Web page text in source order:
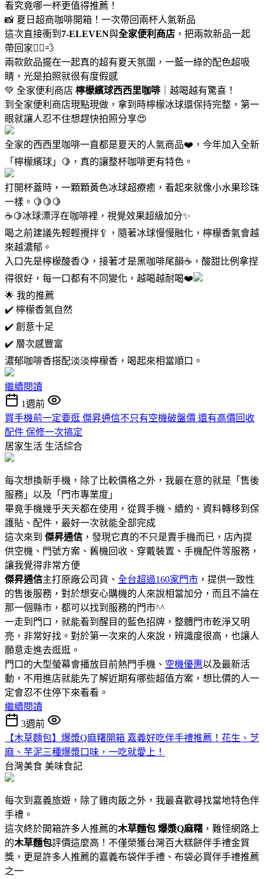
看究竟哪一杯更值得推薦！
📸 夏日超商咖啡開箱！一次帶回兩杯人氣新品
這次直接衝到 7-ELEVEN與全家便利商店 ，把兩款新品一起
帶回家🏃‍♀️💨
兩款飲品擺在一起真的超有夏天氛圍，一藍一綠的配色超吸
睛，光是拍照就很有度假感
💚 全家便利商店 檸檬繽球西西里咖啡 ｜越喝越有驚喜！
到全家便利商店現點現做，拿到時檸檬冰球還保持完整，第一
眼就讓人忍不住想趕快拍照分享😍
全家的西西里咖啡一直都是夏天的人氣商品❤️，今年加入全新
「檸檬繽球」🍋，真的讓整杯咖啡更有特色。
打開杯蓋時，一顆顆黃色冰球超療癒，看起來就像小水果珍珠
一樣。🍋🍋🍋
☕🍋冰球漂浮在咖啡裡，視覺效果超級加分✨
喝之前建議先輕輕攪拌🥄，隨著冰球慢慢融化，檸檬香氣會越
來越濃郁。
入口先是檸檬酸香🍋，接著才是黑咖啡尾韻☕，酸甜比例拿捏
得很好，每一口都有不同變化，越喝越耐喝❤️
🌟 我的推薦
✔️ 檸檬香氣自然
✔️ 創意十足
✔️ 層次感豐富
濃郁咖啡香搭配淡淡檸檬香，喝起來相當順口。
繼續閱讀
1週前
買手機前一定要逛 傑昇通信不只有空機破盤價 還有高價回收
配件 保修一次搞定
居家生活 生活綜合
每次想換新手機，除了比較價格之外，我最在意的就是「售後
服務」以及「門市專業度」
畢竟手機幾乎天天都在使用，從買手機、續約、資料轉移到保
護貼、配件，最好一次就能全部完成
這次來到 傑昇通信 ，發現它真的不只是賣手機而已，店內提
供空機、門號方案、舊機回收、穿戴裝置、手機配件等服務，
讓我覺得非常方便
傑昇通信主打原廠公司貨、 全台超過160家門市 ，提供一致性
的售後服務，對於想安心購機的人來說相當加分，而且不論在
那一個縣市，都可以找到服務的門市^^
一走到門口，就能看到醒目的藍色招牌，整體門市乾淨又明
亮，非常好找。對於第一次來的人來說，辨識度很高，也讓人
願意走進去逛逛。
門口的大型螢幕會播放目前熱門手機、 空機優惠以及最新活
動，不用進店就能先了解近期有哪些超值方案，想比價的人一
定會忍不住停下來看看。
繼續閱讀
3週前
【木草麵包】爆漿Q麻糬開箱 嘉義好吃伴手禮推薦！花生、芝
麻、芋泥三種爆漿口味，一吃就愛上！
台灣美食 美味食記
每次到嘉義旅遊，除了雞肉飯之外，我最喜歡尋找當地特色伴
手禮。
這次終於開箱許多人推薦的木草麵包 爆漿Q麻糬 ，難怪網路上
的木草麵包評價這麼高！不僅榮獲台灣百大糕餅伴手禮金質
獎，更是許多人推薦的嘉義布袋伴手禮、布袋必買伴手禮推薦
之一